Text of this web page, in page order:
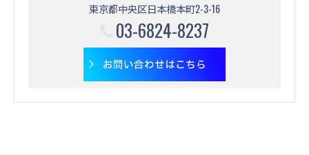
東京都中央区日本橋本町2-3-16
03-6824-8237
お問い合わせはこちら